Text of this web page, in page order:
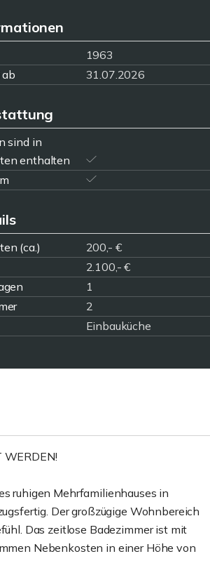
1963
31.07.2026
sind in
enthalten
(ca.) 200,- €
2.100,- €
1
2
Einbauküche
WERDEN!
ruhigen Mehrfamilienhauses in
Der großzügige Wohnbereich
Das zeitlose Badezimmer ist mit
Nebenkosten in einer Höhe von